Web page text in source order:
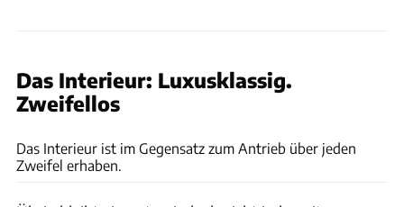
Das Interieur: Luxusklassig.
Zweifellos
Das Interieur ist im Gegensatz zum Antrieb über jeden
Zweifel erhaben.